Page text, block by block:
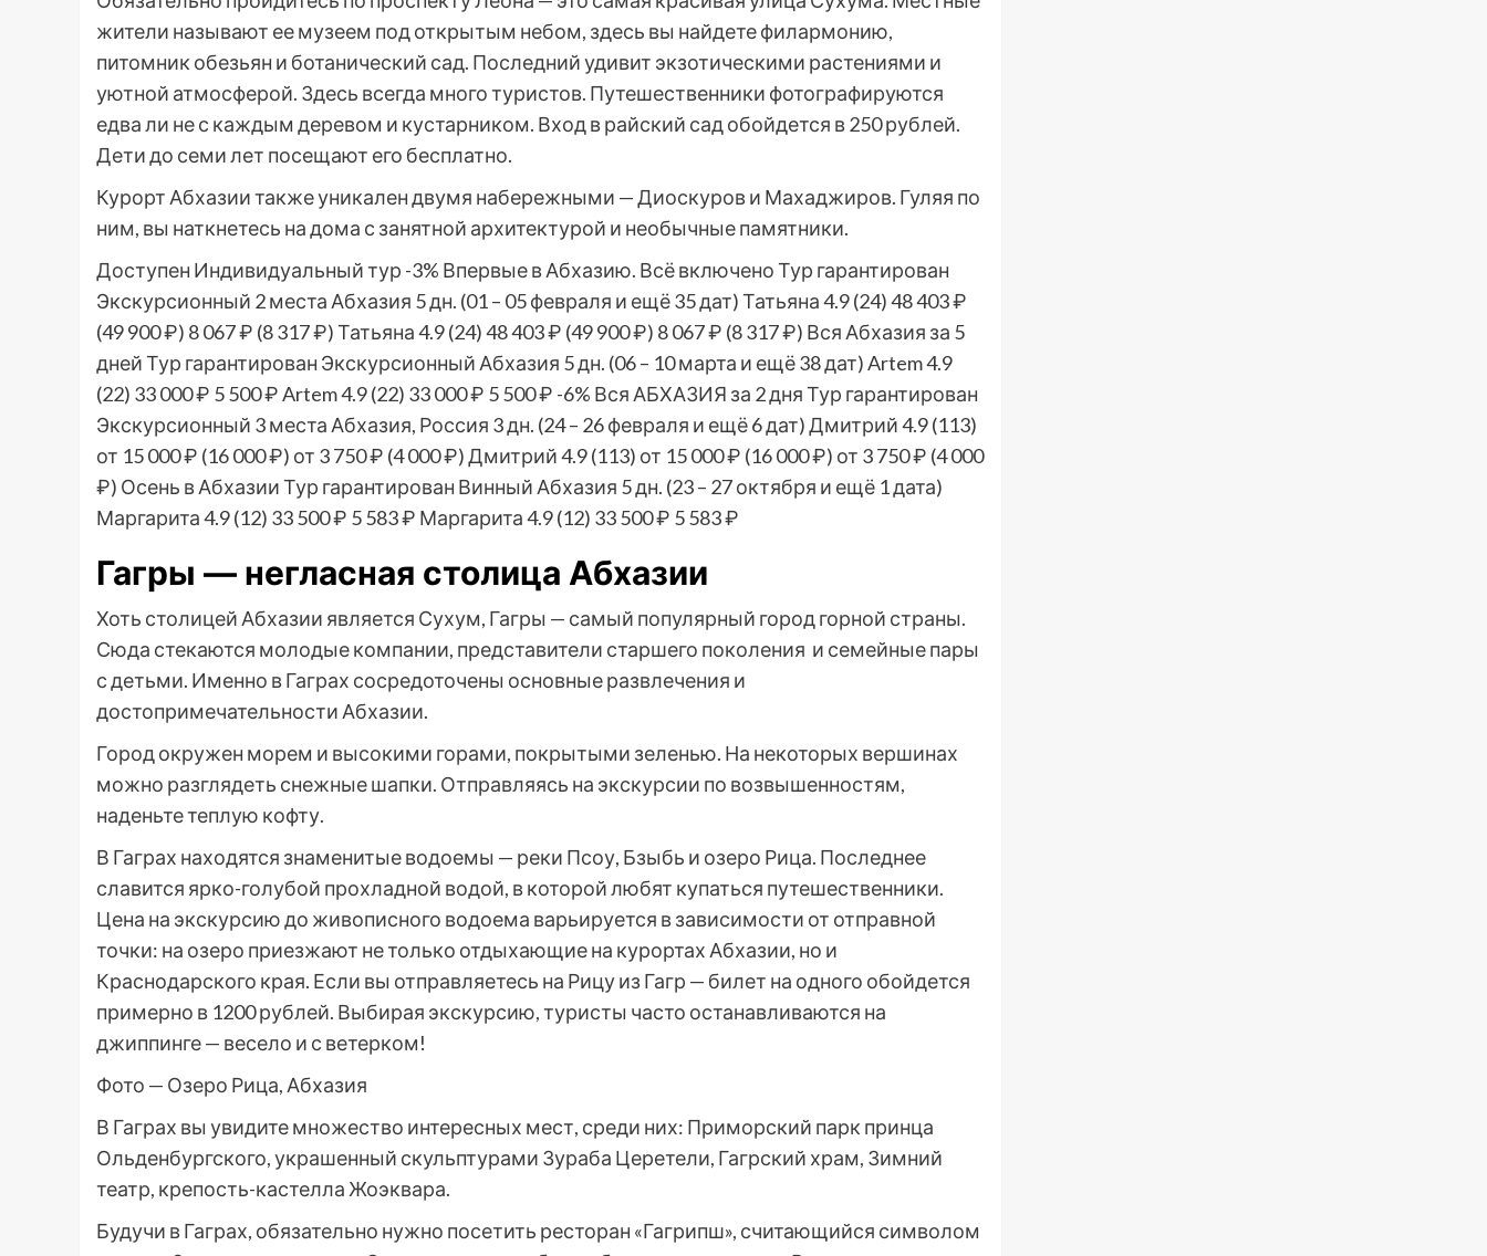
жители называют ее музеем под открытым небом, здесь вы найдете филармонию,
питомник обезьян и ботанический сад. Последний удивит экзотическими растениями и
уютной атмосферой. Здесь всегда много туристов. Путешественники фотографируются
едва ли не с каждым деревом и кустарником. Вход в райский сад обойдется в 250 рублей.
Дети до семи лет посещают его бесплатно.
Курорт Абхазии также уникален двумя набережными — Диоскуров и Махаджиров. Гуляя по
ним, вы наткнетесь на дома с занятной архитектурой и необычные памятники.
Доступен Индивидуальный тур -3% Впервые в Абхазию. Всё включено Тур гарантирован
Экскурсионный 2 места Абхазия 5 дн. (01 – 05 февраля и ещё 35 дат)Татьяна 4.9(24)48 403 ₽
(49 900 ₽) 8 067 ₽ (8 317 ₽)Татьяна 4.9(24)48 403 ₽ (49 900 ₽) 8 067 ₽ (8 317 ₽) Вся Абхазия за 5
дней Тур гарантирован Экскурсионный Абхазия 5 дн. (06 – 10 марта и ещё 38 дат)Artem 4.9
(22) 33 000 ₽ 5 500 ₽Artem 4.9(22) 33 000 ₽ 5 500 ₽ -6% Вся АБХАЗИЯ за 2 дня Тур гарантирован
Экскурсионный 3 места Абхазия, Россия 3 дн. (24 – 26 февраля и ещё 6 дат)Дмитрий 4.9(113)
от 15 000 ₽ (16 000 ₽) от 3 750 ₽ (4 000 ₽)Дмитрий 4.9(113) от 15 000 ₽ (16 000 ₽) от 3 750 ₽ (4 000
₽) Осень в Абхазии Тур гарантирован Винный Абхазия 5 дн. (23 – 27 октября и ещё 1 дата)
Маргарита 4.9(12) 33 500 ₽ 5 583 ₽ Маргарита 4.9(12) 33 500 ₽ 5 583 ₽
Гагры — негласная столица Абхазии
Хоть столицей Абхазии является Сухум, Гагры — самый популярный город горной страны.
Сюда стекаются молодые компании, представители старшего поколения и семейные пары
с детьми. Именно в Гаграх сосредоточены основные развлечения и
достопримечательности Абхазии.
Город окружен морем и высокими горами, покрытыми зеленью. На некоторых вершинах
можно разглядеть снежные шапки. Отправляясь на экскурсии по возвышенностям,
наденьте теплую кофту.
В Гаграх находятся знаменитые водоемы — реки Псоу, Бзыбь и озеро Рица. Последнее
славится ярко-голубой прохладной водой, в которой любят купаться путешественники.
Цена на экскурсию до живописного водоема варьируется в зависимости от отправной
точки: на озеро приезжают не только отдыхающие на курортах Абхазии, но и
Краснодарского края. Если вы отправляетесь на Рицу из Гагр — билет на одного обойдется
примерно в 1200 рублей. Выбирая экскурсию, туристы часто останавливаются на
джиппинге — весело и с ветерком!
Фото — Озеро Рица, Абхазия
В Гаграх вы увидите множество интересных мест, среди них: Приморский парк принца
Ольденбургского, украшенный скульптурами Зураба Церетели, Гагрский храм, Зимний
театр, крепость-кастелла Жоэквара.
Будучи в Гаграх, обязательно нужно посетить ресторан «Гагрипш», считающийся символом